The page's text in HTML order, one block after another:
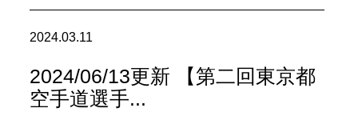
2024.03.11
2024/06/13更新 【第二回東京都
空手道選手...